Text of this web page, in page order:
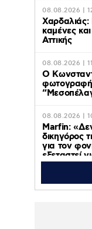
08.08.2026 |
Χαρδαλιάς:
καμένες
Αττικής
08.08.2026 |
Ο
08.08.2026 |
Marfin:
δικηγόρος
για τον
εξεταστεί
2022»